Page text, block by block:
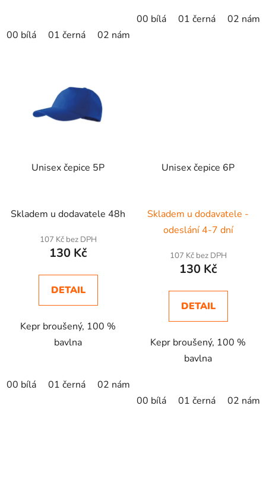
00 bílá 01 černá 02 námořní modrá
00 bílá 01 černá 02
Unisex čepice 5P
Skladem u dodavatele 48h
107 Kč bez DPH
130 Kč
DETAIL
Kepr broušený, 100 %
bavlna
00 bílá 01 černá 02 námořní modrá
Unisex čepice 6P
Skladem u dodavatele -
odeslání 4-7 dní
107 Kč bez DPH
130 Kč
DETAIL
Kepr broušený, 100 %
bavlna
00 bílá 01 černá 02